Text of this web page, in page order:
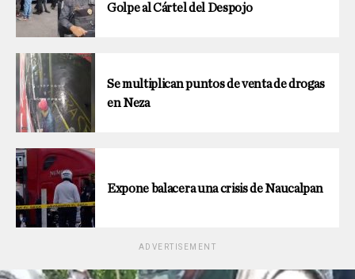
Golpe al Cártel del Despojo
Se multiplican puntos de venta de drogas
en Neza
Expone balacera una crisis de Naucalpan
ADVERTISEMENT